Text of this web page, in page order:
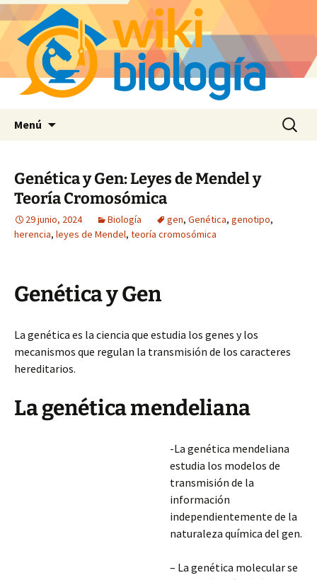
Menú Buscar:
Genética y Gen: Leyes de Mendel y
Teoría Cromosómica
29 junio, 2024 Biología gen, Genética, genotipo,
herencia, leyes de Mendel, teoría cromosómica
Genética y Gen
La genética es la ciencia que estudia los genes y los
mecanismos que regulan la transmisión de los caracteres
hereditarios.
La genética mendeliana
-La genética mendeliana
estudia los modelos de
transmisión de la
información
independientemente de la
naturaleza química del gen.
– La genética molecular se